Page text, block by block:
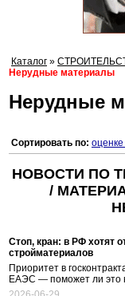
Каталог »
Нерудные материалы
Нерудные
Сортировать по: оценке
НОВОСТИ ПО
/
Стоп, кран: в РФ хотят
стройматериалов
Приоритет в
ЕАЭС — поможет ли это